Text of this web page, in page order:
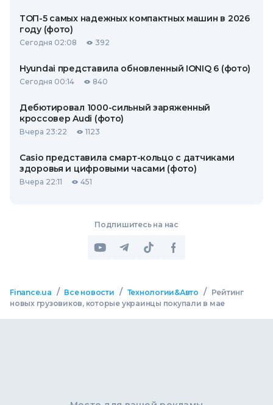
ТОП-5 самых надежных компактных машин в 2026
году (фото)
Сегодня 02:08 392
Hyundai представила обновленный IONIQ 6 (фото)
Сегодня 00:14 840
Дебютировал 1000-сильный заряженный
кроссовер Audi (фото)
Вчера 23:22 1123
Casio представила смарт-кольцо с датчиками
здоровья и цифровыми часами (фото)
Вчера 22:11 451
Подпишитесь на нас
Finance.ua / Все новости / Технологии&Авто /
Рейтинг
новых грузовиков, которые украинцы покупали в мае